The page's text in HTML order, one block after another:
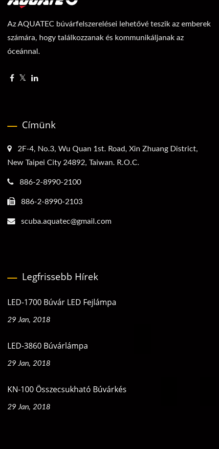
Az AQUATEC búvárfelszerelései lehetővé teszik az emberek
számára, hogy találkozzanak és kommunikáljanak az
óceánnal.
Címünk
2F-4, No.3, Wu Quan 1st. Road, Xin Zhuang District,
New Taipei City 24892, Taiwan. R.O.C.
886-2-8990-2100
886-2-8990-2103
scuba.aquatec@gmail.com
Legfrissebb Hírek
LED-1700 Búvár LED Fejlámpa
29 Jan, 2018
LED-3860 Búvárlámpa
29 Jan, 2018
KN-100 Összecsukható Búvárkés
29 Jan, 2018